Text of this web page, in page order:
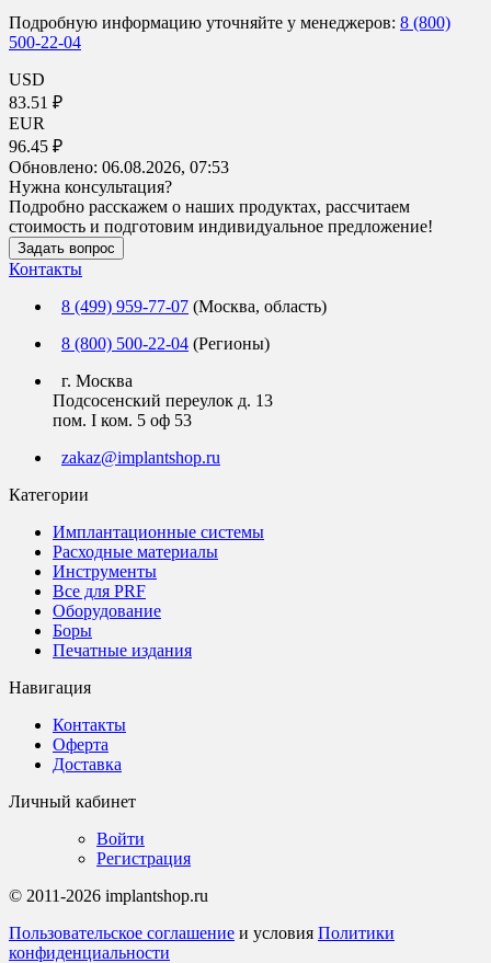
Подробную информацию уточняйте у менеджеров: 8 (800)
500-22-04
USD
83.51 ₽
EUR
96.45 ₽
Обновлено: 06.08.2026, 07:53
Нужна консультация?
Подробно расскажем о наших продуктах, рассчитаем
стоимость и подготовим индивидуальное предложение!
Задать вопрос
Контакты
8 (499) 959-77-07 (Москва, область)
8 (800) 500-22-04 (Регионы)
г. Москва
Подсосенский переулок д. 13
пом. I ком. 5 оф 53
zakaz@implantshop.ru
Категории
Имплантационные системы
Расходные материалы
Инструменты
Все для PRF
Оборудование
Боры
Печатные издания
Навигация
Контакты
Оферта
Доставка
Личный кабинет
Войти
Регистрация
© 2011-2026 implantshop.ru
Пользовательское соглашение и условия Политики
конфиденциальности